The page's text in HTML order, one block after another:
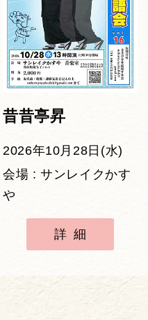
昔昔亭昇
2026年10月28日(水)
会場 : サンレイクかす
や
詳細